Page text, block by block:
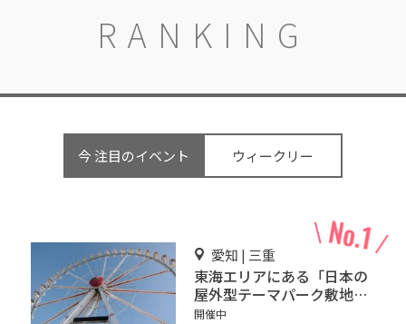
RANKING
今 注目のイベント ウィークリー
愛知 | 三重
東海エリアにある「日本の
屋外型テーマパーク敷地面
積ランキング」入りしてい
開催中